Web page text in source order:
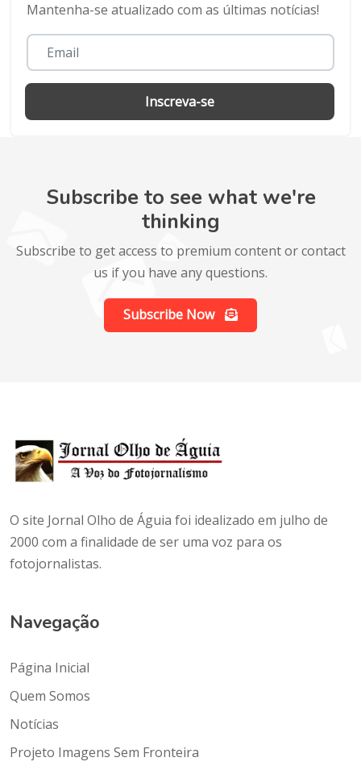
Mantenha-se atualizado com as últimas notícias!
Inscreva-se
Subscribe to see what we're
thinking
Subscribe to get access to premium content or contact
us if you have any questions.
Subscribe Now
O site Jornal Olho de Águia foi idealizado em julho de
2000 com a finalidade de ser uma voz para os
fotojornalistas.
Navegação
Página Inicial
Quem Somos
Notícias
Projeto Imagens Sem Fronteira